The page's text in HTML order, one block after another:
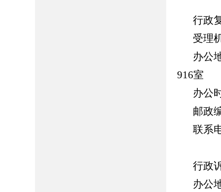
行政
受理
办公
916室
办公
邮政
联系
行政
办公